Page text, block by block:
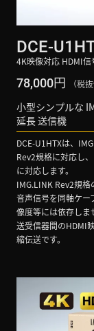
DCE-
4K映像対応 HDMI
78,000円 （税
小型シンプルな
延長 送信機
DCE-U1HTXは、
Rev2規格に対応し
に対応します。
IMG.LINK Rev2規
音声信号を同軸ケ
像度等には依存しま
送受信器間のHDMI
縮伝送です。